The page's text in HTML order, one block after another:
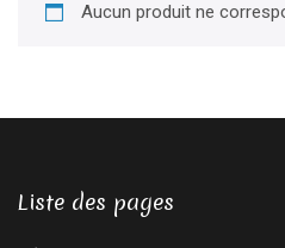
Aucun produit ne
Liste des pages